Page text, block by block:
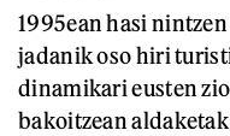
1995ean hasi
jadanik oso hiri
dinamikari eusten
bakoitzean